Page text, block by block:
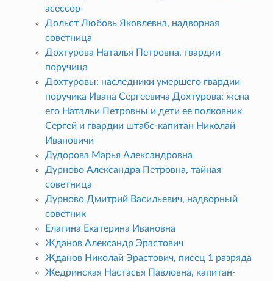
асессор
Дольст Любовь Яковлевна, надворная
советница
Дохтурова Наталья Петровна, гвардии
поручица
Дохтуровы: наследники умершего гвардии
поручика Ивана Сергеевича Дохтурова: жена
его Натальи Петровны и дети ее полковник
Сергей и гвардии штабс-капитан Николай
Ивановичи
Дудорова Марья Александровна
Дурново Александра Петровна, тайная
советница
Дурново Дмитрий Васильевич, надворный
советник
Елагина Екатерина Ивановна
Жданов Александр Эрастович
Жданов Николай Эрастович, писец 1 разряда
Жедринская Настасья Павловна, капитан-